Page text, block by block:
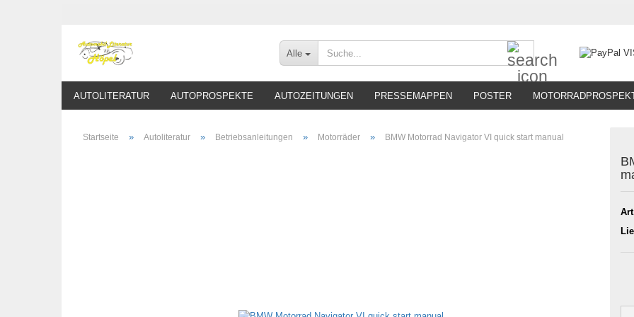
Alle
AUTOLITERATUR AUTOPROSPEKTE AUTOZEITUNGEN PRESSEMAPPEN POSTER
Startseite » Autoliteratur » Betriebsanleitungen » Motorräder » BMW Motorrad Navigator VI quick start manual